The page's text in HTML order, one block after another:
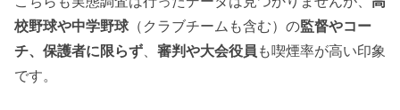
校野球や中学野球（クラブチームも含む）の監督やコー
チ、保護者に限らず、 審判や大会役員 も喫煙率が高い印象
です。